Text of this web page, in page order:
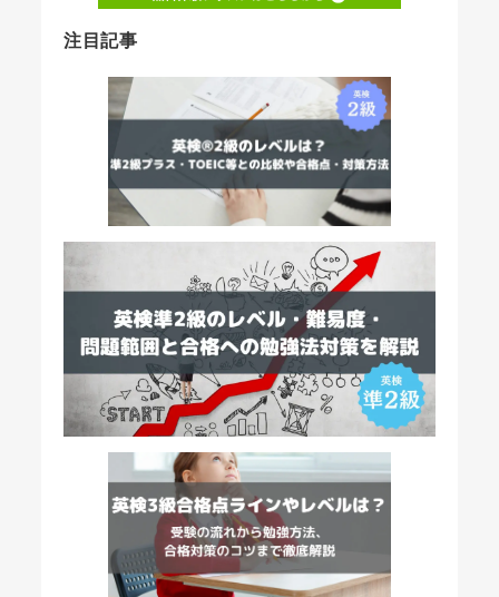
注目記事